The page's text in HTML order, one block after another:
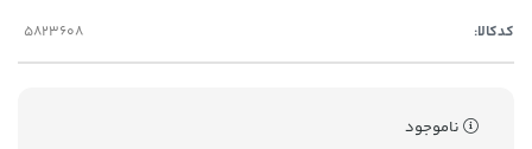
کدکالا:
ناموجود